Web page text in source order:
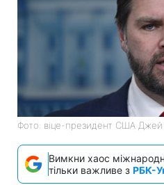
Фото: віце-президент США Джей
Вимкни хаос
тільки важливе з РБК-